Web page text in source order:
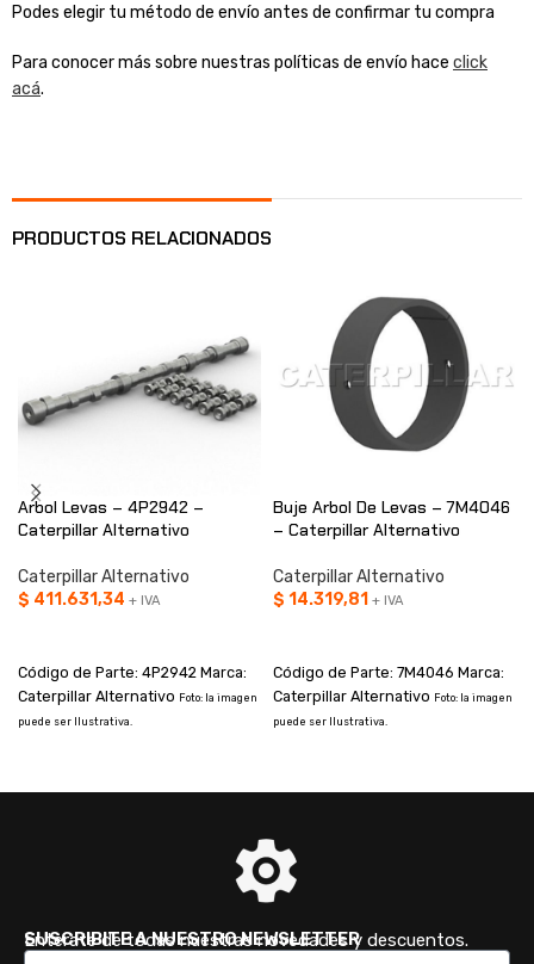
Podes elegir tu método de envío antes de confirmar tu compra
Para conocer más sobre nuestras políticas de envío hace click
acá.
PRODUCTOS RELACIONADOS
Arbol Levas – 4P2942 –
Caterpillar Alternativo
Caterpillar Alternativo
$ 411.631,34 + IVA
Código de Parte: 4P2942 Marca:
Caterpillar Alternativo Foto: la imagen
puede ser Ilustrativa.
Buje Arbol De Levas – 7M4046
– Caterpillar Alternativo
Caterpillar Alternativo
$ 14.319,81 + IVA
Código de Parte: 7M4046 Marca:
Caterpillar Alternativo Foto: la imagen
puede ser Ilustrativa.
SUSCRIBITE A NUESTRO NEWSLETTER
Enterate de todas nuestras novedades y descuentos.